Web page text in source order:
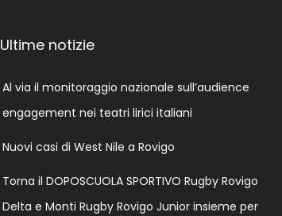
Ultime notizie
Al via il monitoraggio nazionale sull’audience
engagement nei teatri lirici italiani
Nuovi casi di West Nile a Rovigo
Torna il DOPOSCUOLA SPORTIVO Rugby Rovigo
Delta e Monti Rugby Rovigo Junior insieme per